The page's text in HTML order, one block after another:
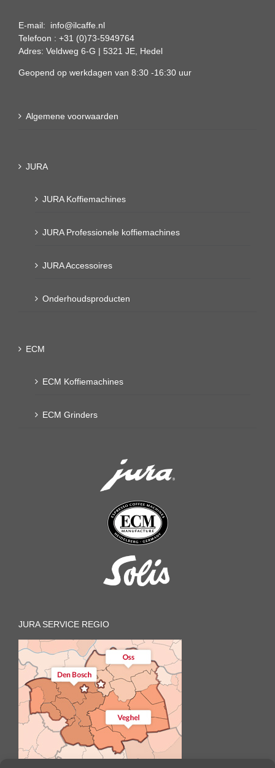
E-mail: info@ilcaffe.nl
Telefoon : +31 (0)73-5949764
Adres: Veldweg 6-G | 5321 JE, Hedel
Geopend op werkdagen van 8:30 -16:30 uur
Algemene voorwaarden
JURA
JURA Koffiemachines
JURA Professionele koffiemachines
JURA Accessoires
Onderhoudsproducten
ECM
ECM Koffiemachines
ECM Grinders
JURA SERVICE REGIO